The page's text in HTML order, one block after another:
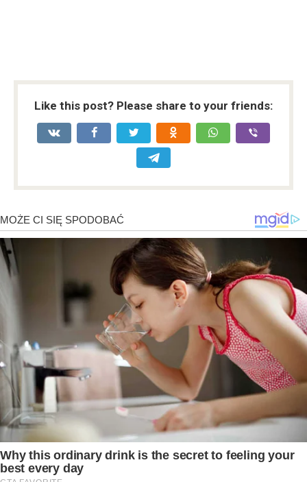
Like this post? Please share to your friends: